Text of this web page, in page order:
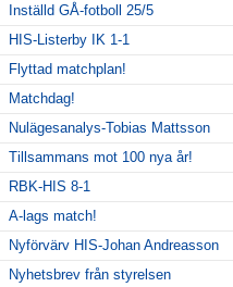
Inställd GÅ-fotboll 25/5
HIS-Listerby IK 1-1
Flyttad matchplan!
Matchdag!
Nulägesanalys-Tobias Mattsson
Tillsammans mot 100 nya år!
RBK-HIS 8-1
A-lags match!
Nyförvärv HIS-Johan Andreasson
Nyhetsbrev från styrelsen